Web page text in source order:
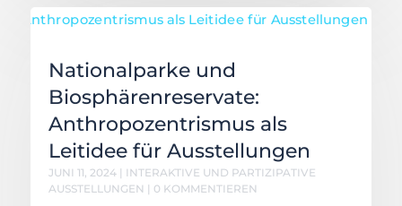
Nationalparke und
Biosphärenreservate:
Anthropozentrismus als
Leitidee für Ausstellungen
JUNI 11, 2024| INTERAKTIVE UND PARTIZIPATIVE
AUSSTELLUNGEN | 0 KOMMENTIEREN